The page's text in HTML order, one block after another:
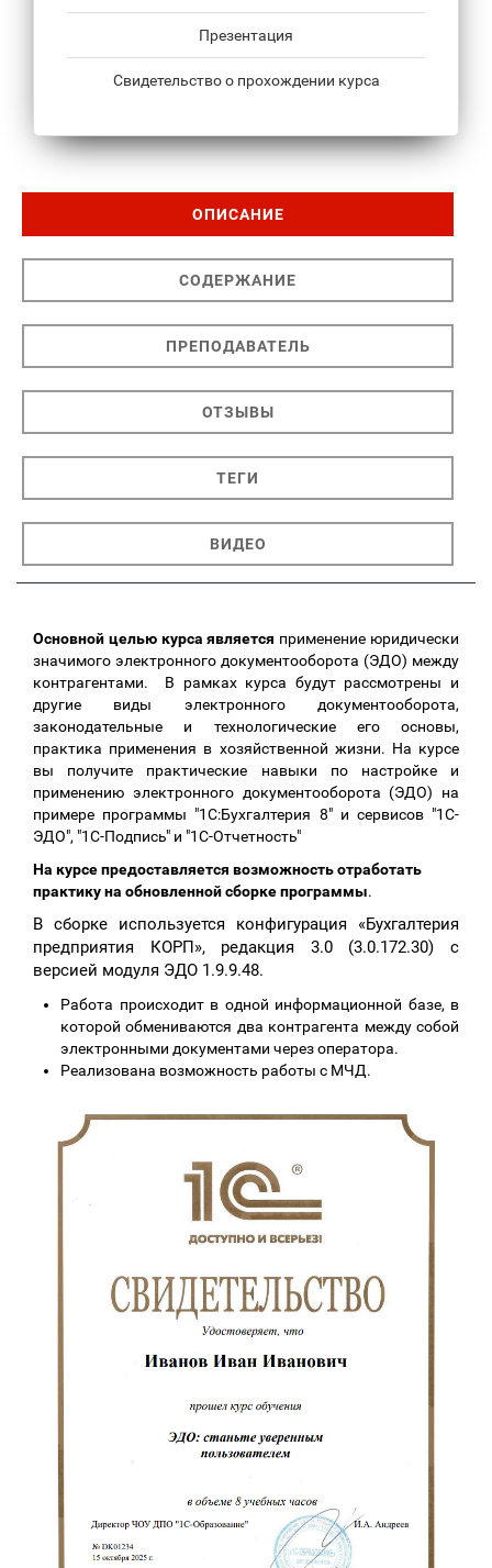
Презентация
Свидетельство о прохождении курса
ОПИСАНИЕ
СОДЕРЖАНИЕ
ПРЕПОДАВАТЕЛЬ
ОТЗЫВЫ
ТЕГИ
ВИДЕО
Основной целью курса является применение юридически
значимого электронного документооборота (ЭДО) между
контрагентами. В рамках курса будут рассмотрены и
другие виды электронного документооборота,
законодательные и технологические его основы,
практика применения в хозяйственной жизни. На курсе
вы получите практические навыки по настройке и
применению электронного документооборота (ЭДО) на
примере программы "1С:Бухгалтерия 8" и сервисов "1С-
ЭДО", "1С-Подпись" и "1С-Отчетность"
На курсе предоставляется возможность отработать
практику на обновленной сборке программы.
В сборке используется конфигурация «Бухгалтерия
предприятия КОРП», редакция 3.0 (3.0.172.30) с
версией модуля ЭДО 1.9.9.48.
Работа происходит в одной информационной базе, в
которой обмениваются два контрагента между собой
электронными документами через оператора.
Реализована возможность работы с МЧД.